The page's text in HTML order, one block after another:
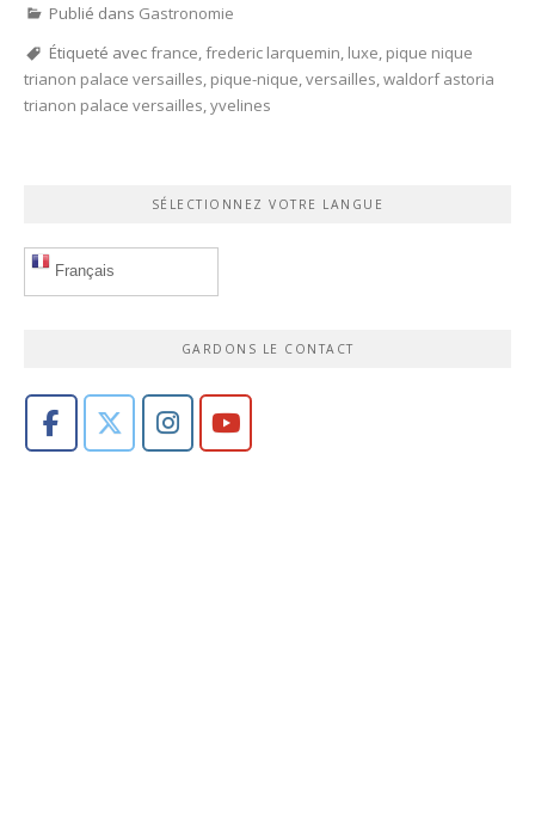
Publié dans Gastronomie
Étiqueté avecfrance,frederic larquemin, luxe, pique nique
trianon palace versailles, pique-nique,versailles,waldorf astoria
trianon palace versailles,yvelines
SÉLECTIONNEZ VOTRE LANGUE
Français
GARDONS LE CONTACT